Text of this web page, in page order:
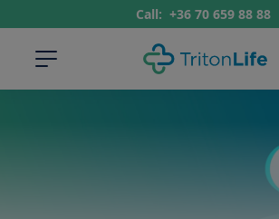
Call: +36 70 659 88 88